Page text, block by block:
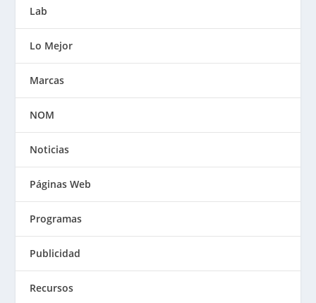
Lab
Lo Mejor
Marcas
NOM
Noticias
Páginas Web
Programas
Publicidad
Recursos